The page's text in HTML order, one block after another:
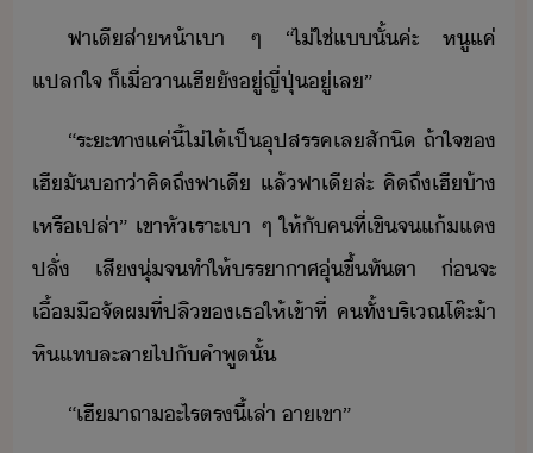
​ฟา​เีส​่า​ห้า​เา​ ​ๆ​ ​“​ไ่ใช่​แ​ั้​ค่ะ​ ​หู​แค่​
แปลใจ​ ​็​เื่า​เฮี​ัู่​ญี่ปุ่​ู่​เล​”​
​“​ระะทา​แค่ี้​ไ่ไ้​เป็​ุปสรรค​เล​สัิ​ ​ถ้า​ใจ​ข​
เฮีั​​​่า​คิถึ​ฟา​เี​ ​แล้​ฟา​เี​ล่ะ​ ​คิถึ​เฮี​้า​
เห​รื​เปล่า​”​ ​เขา​หัเราะ​เา​ ​ๆ​ ​ให้​ั​คที​่​เขิ​จ​แ้​แ​
ปลั่​ ​เสี​ุ่​จ​ทำให้​รราาศ​ุ่​ขึ้​ทัตา​ ​่​จะ​
เื้ื​จั​ผ​ที่​ปลิ​ข​เธ​ให้​เข้าที่​ ​ค​ทั้​ริเณ​โต๊ะ​้า​
หิ​แท​ละลา​ไป​ั​คำพู​ั้
​“​เฮีา​ถา​ะไร​ตรี้​เล่า​ ​า​เขา​”